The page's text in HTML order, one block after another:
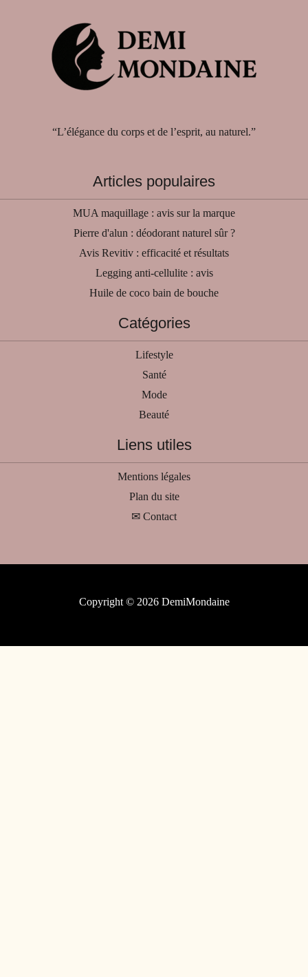
“L’élégance du corps et de l’esprit, au naturel.”
Articles populaires
MUA maquillage : avis sur la marque
Pierre d'alun : déodorant naturel sûr ?
Avis Revitiv : efficacité et résultats
Legging anti-cellulite : avis
Huile de coco bain de bouche
Catégories
Lifestyle
Santé
Mode
Beauté
Liens utiles
Mentions légales
Plan du site
✉ Contact
Copyright © 2026 DemiMondaine